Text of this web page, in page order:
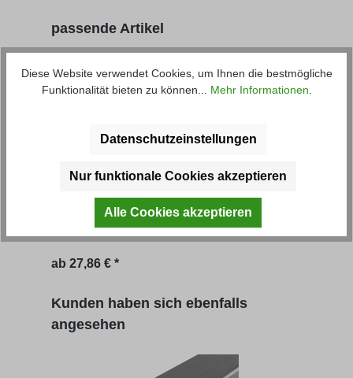
Produktgalerie überspringen
passende Artikel
Artikel-Nr.: 38651M
ab 27,86 € *
Produktgalerie überspringen
Kunden haben sich ebenfalls
angesehen
Diese Website verwendet Cookies, um Ihnen die bestmögliche
Funktionalität bieten zu können... Mehr Informationen
Datenschutzeinstellungen
Nur funktionale Cookies akzeptieren
Alle Cookies akzeptieren